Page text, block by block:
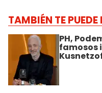
TAMBIÉN TE PUEDE
PH,
famosos